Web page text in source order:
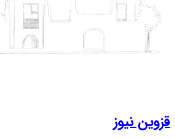
قزوین نیوز